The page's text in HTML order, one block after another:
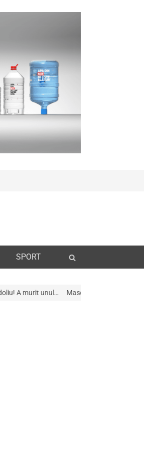
SPORT
search
Mascații au descins la Galeria de Artã din